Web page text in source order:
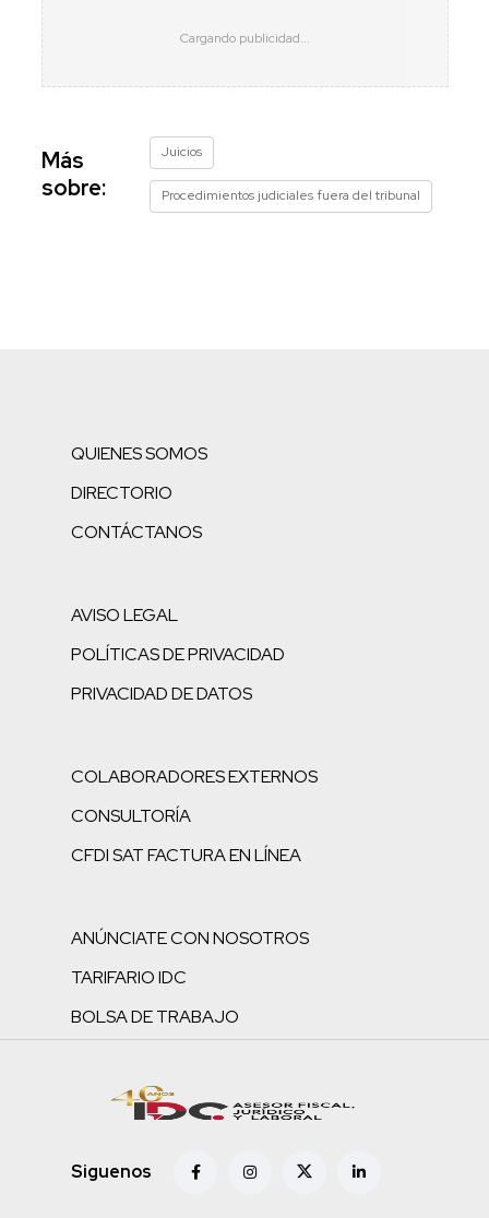
Más
sobre:
Juicios
Procedimientos judiciales fuera del tribunal
QUIENES SOMOS
DIRECTORIO
CONTÁCTANOS
AVISO LEGAL
POLÍTICAS DE PRIVACIDAD
PRIVACIDAD DE DATOS
COLABORADORES EXTERNOS
CONSULTORÍA
CFDI SAT FACTURA EN LÍNEA
ANÚNCIATE CON NOSOTROS
TARIFARIO IDC
BOLSA DE TRABAJO
Siguenos